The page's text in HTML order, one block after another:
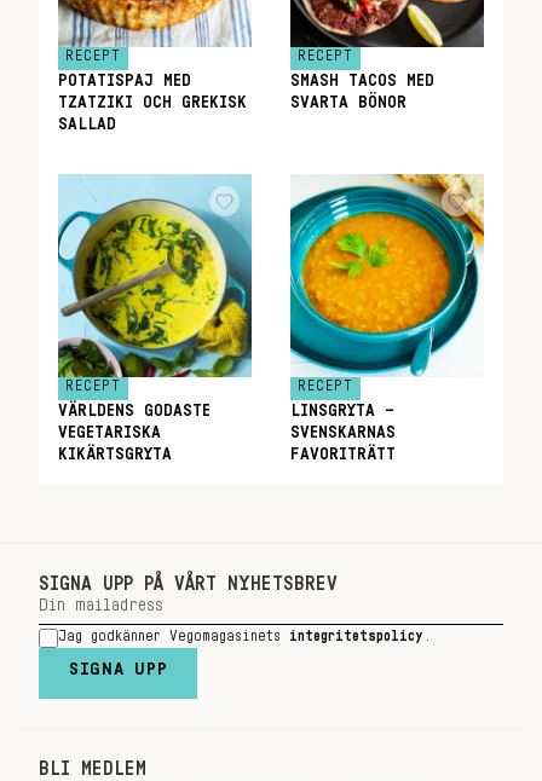
RECEPT
POTATISPAJ MED
TZATZIKI OCH GREKISK
SALLAD
RECEPT
SMASH TACOS MED
SVARTA BÖNOR
RECEPT
VÄRLDENS GODASTE
VEGETARISKA
KIKÄRTSGRYTA
RECEPT
LINSGRYTA –
SVENSKARNAS
FAVORITRÄTT
SIGNA UPP PÅ VÅRT NYHETSBREV
Jag godkänner Vegomagasinets integritetspolicy
SIGNA UPP
BLI MEDLEM